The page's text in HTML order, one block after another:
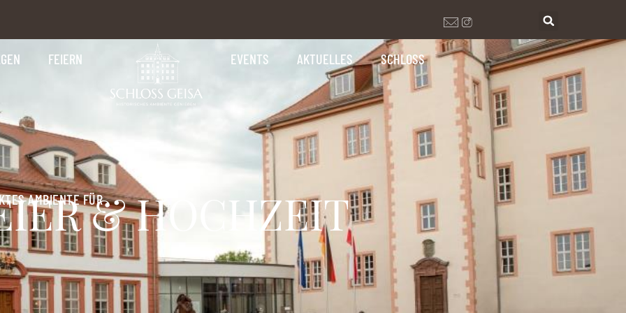
FEIERN EVENTS AKTUELLES SCHLOSS
AMBIENTE FÜR& HOCHZEIT